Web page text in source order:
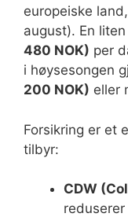
europeiske
august). En
480 NOK) per
i høysesongen
200 NOK) eller
Forsikring er et
tilbyr:
CDW